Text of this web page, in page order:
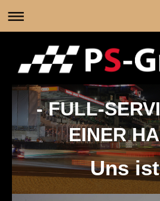
- FULL-
EINER
Uns